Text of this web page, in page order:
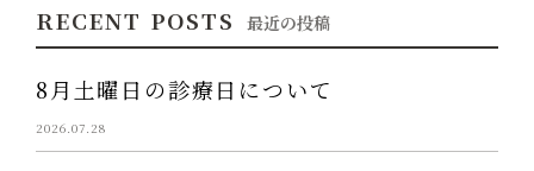
RECENT POSTS 最近の投稿
8月土曜日の診療日について
2026.07.28